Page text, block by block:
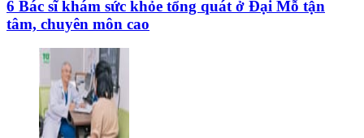
6 Bác sĩ khám sức khỏe tổng quát ở Đại Mỗ tận
tâm, chuyên môn cao